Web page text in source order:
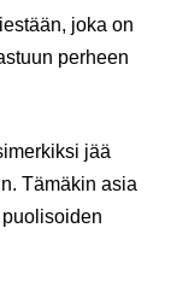
joka on
perheen
jää
Tämäkin asia